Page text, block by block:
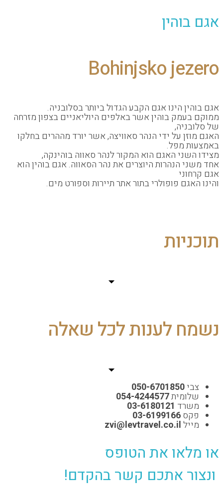
Bohinjsko
הינו אגם הקבע הגדול ביותר בסלובניה.
בוהין אשר באלפים היוליאניים בצפון מזרחה
על ידי הנהר סאוויצה, אשר יורד מההרים בחלקו
מפל.
האגם הוא המקור לנהר סאווה בוהינקה,
הנהרות היוצרים את נהר הסאווה. אגם בוהין הוא
פופולרי בתור אתר תיירות וספורט מים.
לענות לכל שאלה
050-6701850
054-4244577
03-6180121
03-6199166
zvi@levtravel.co.il
את הטופס
אתכם קשר בהקדם!